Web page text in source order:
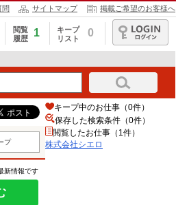
問 サイトマップ 掲載ご希望のお客様へ
閲覧
履歴
1
キープ
リスト
0
ログイン
プ
新情報です
キープ中のお仕事（0件）
保存した検索条件（0件）
閲覧したお仕事（1件）
株式会社シエロ